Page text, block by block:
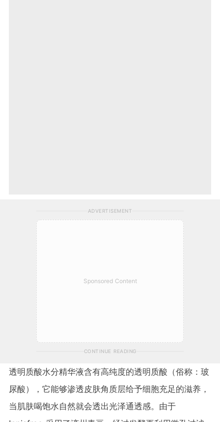
ADVERTISEMENT
Sponsored Content
CONTINUE READING
透明质酸水分精华液含有高纯度的透明质酸（俗称：玻
尿酸），它能够渗透皮肤角质层给予细胞充足的滋养，
当肌肤喝饱水自然就会透出光泽通透感。由于